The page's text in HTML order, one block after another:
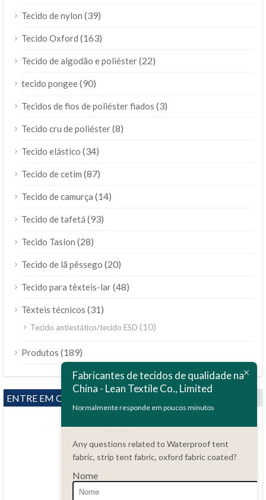
Tecido de nylon (39)
Tecido Oxford (163)
Tecido de algodão e poliéster(22)
tecido pongee(90)
Tecidos de fios de poliéster fiados (3)
Tecido cru de poliéster(8)
Tecido elástico (34)
Tecido de cetim (87)
Tecido de camurça (14)
Tecido de tafetá (93)
Tecido Taslon (28)
Tecido de lã pêssego (20)
Tecido para têxteis-lar(48)
Têxteis técnicos (31)
Tecido antiestático/tecido ESD (10)
Produtos (189)
ENTRE EM CONTATO CONOSCO
Fabricantes de tecidos de qualidade na
China - Lean Textile Co., Limited
Normalmente responde em poucos minutos
Any questions related to Waterproof tent
fabric, strip tent fabric, oxford fabric coated?
Nome
Русский
Tiếng Việt
العربية
Bahasa Indonesia
Polski
Bahasa Melayu
ไทย